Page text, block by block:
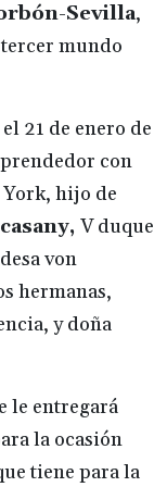
Sevilla,
mundo
21 de enero de
con
hijo de
V duque
von
hermanas,
y doña
le entregará
la ocasión
tiene para la